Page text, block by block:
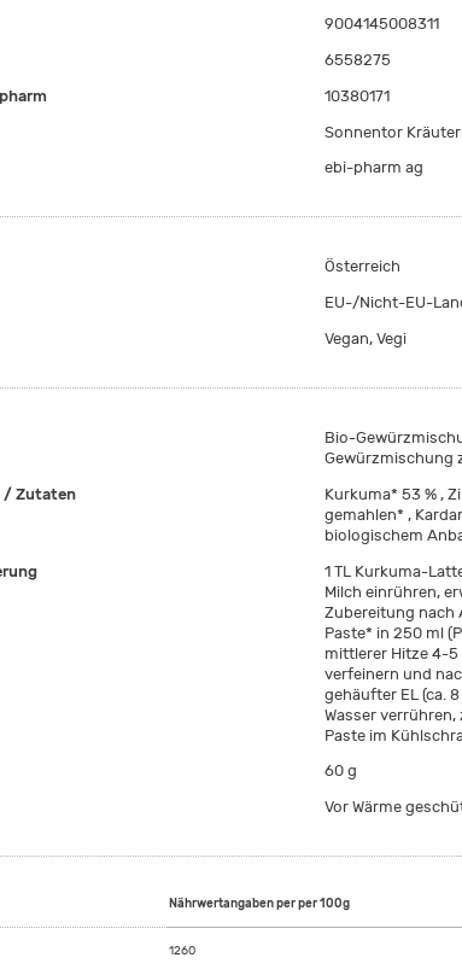
9004145008311
6558275
10380171
Sonnentor
ebi-pharm ag
Österreich
EU-/Nicht-EU-
Vegan, Vegi
Bio-
Gewürzmischung
/ Zutaten
Kurkuma* 53 % ,
gemahlen* ,
biologischem
1 TL Kurkuma-
Milch einrühren,
Zubereitung nach
Paste* in 250 ml
mittlerer Hitze 4-5
verfeinern und
gehäufter EL (ca.
Wasser
Paste im
60 g
Vor Wärme
Nährwertangaben per per 100g
1260